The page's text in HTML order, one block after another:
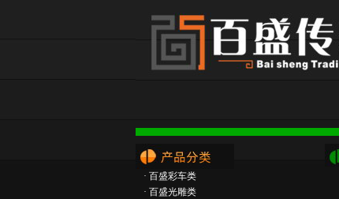
· 百盛彩车类
· 百盛光雕类